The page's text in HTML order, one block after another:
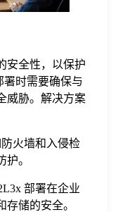
安全性，以保护
署时需要确保与
威胁。解决方案
火墙和入侵检
。
部署在企业
储的安全。